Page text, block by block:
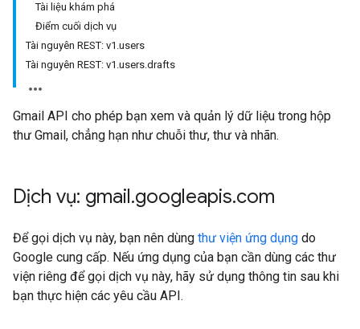
Tài liệu khám phá
Điểm cuối dịch vụ
Tài nguyên REST: v1.users
Tài nguyên REST: v1.users.drafts
Gmail API cho phép bạn xem và quản lý dữ liệu trong hộp
thư Gmail, chẳng hạn như chuỗi thư, thư và nhãn.
Dịch vụ: gmail.googleapis.com
Để gọi dịch vụ này, bạn nên dùng thư viện ứng dụng do
Google cung cấp. Nếu ứng dụng của bạn cần dùng các thư
viện riêng để gọi dịch vụ này, hãy sử dụng thông tin sau khi
bạn thực hiện các yêu cầu API.